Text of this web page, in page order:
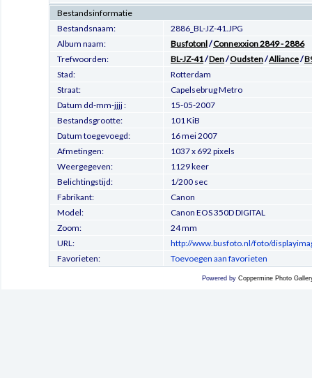
Bestandsinformatie
Bestandsnaam:
2886_BL-JZ-41.JPG
Album naam:
Busfotonl/Connexxion 2849 - 2886
Trefwoorden:
BL-JZ-41/Den/Oudsten/Alliance/
Stad:
Rotterdam
Straat:
Capelsebrug Metro
Datum dd-mm-jjjj :
15-05-2007
Bestandsgrootte:
101 KiB
Datum toegevoegd:
16 mei 2007
Afmetingen:
1037 x 692 pixels
Weergegeven:
1129 keer
Belichtingstijd:
1/200 sec
Fabrikant:
Canon
Model:
Canon EOS 350D DIGITAL
Zoom:
24 mm
URL:
http://www.busfoto.nl/foto/
Favorieten:
Toevoegen aan favorieten
Powered by Coppermine Photo